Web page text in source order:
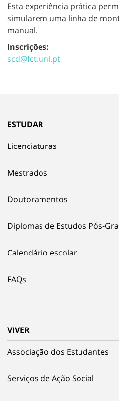
Esta experiência prática
simularem uma linha de
manual.
Inscrições:
scd@fct.unl.pt
ESTUDAR
Licenciaturas
Mestrados
Doutoramentos
Diplomas de Estudos Pós-
Calendário escolar
FAQs
VIVER
Associação dos Estudantes
Serviços de Ação Social